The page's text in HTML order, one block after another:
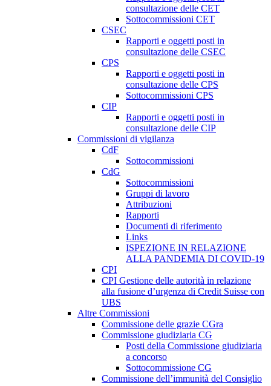
consultazione delle CET
Sottocommissioni CET
CSEC
Rapporti e oggetti posti in
consultazione delle CSEC
CPS
Rapporti e oggetti posti in
consultazione delle CPS
Sottocommissioni CPS
CIP
Rapporti e oggetti posti in
consultazione delle CIP
Commissioni di vigilanza
CdF
Sottocommissioni
CdG
Sottocommissioni
Gruppi di lavoro
Attribuzioni
Rapporti
Documenti di riferimento
Links
ISPEZIONE IN RELAZIONE
ALLA PANDEMIA DI COVID-19
CPI
CPI Gestione delle autorità in relazione
alla fusione d’urgenza di Credit Suisse con
UBS
Altre Commissioni
Commissione delle grazie CGra
Commissione giudiziaria CG
Posti della Commissione giudiziaria
a concorso
Sottocommissione CG
Commissione dell’immunità del Consiglio